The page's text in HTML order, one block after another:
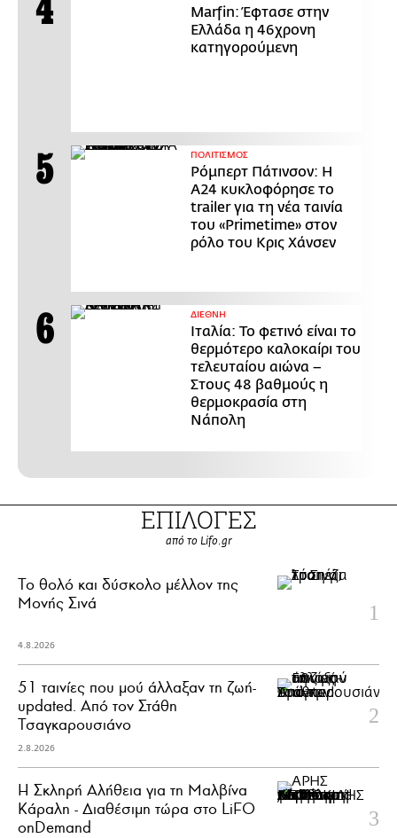
Marfin: Έφτασε στην
Ελλάδα η 46χρονη
κατηγορούμενη
ΠΟΛΙΤΙΣΜΟΣ
Ρόμπερτ Πάτινσον: Η
Α24 κυκλοφόρησε το
trailer για τη νέα ταινία
του «Primetime» στον
ρόλο του Κρις Χάνσεν
ΔΙΕΘΝΗ
Ιταλία: Το φετινό είναι το
θερμότερο καλοκαίρι του
τελευταίου αιώνα –
Στους 48 βαθμούς η
θερμοκρασία στη
Νάπολη
ΕΠΙΛΟΓΕΣ
από το Lifo.gr
Το θολό και δύσκολο μέλλον της
Μονής Σινά
4.8.2026
51 ταινίες που μού άλλαξαν τη ζωή-
updated. Aπό τον Στάθη
Τσαγκαρουσιάνο
2.8.2026
Η Σκληρή Αλήθεια για τη Μαλβίνα
Κάραλη - Διαθέσιμη τώρα στo LiFO
onDemand